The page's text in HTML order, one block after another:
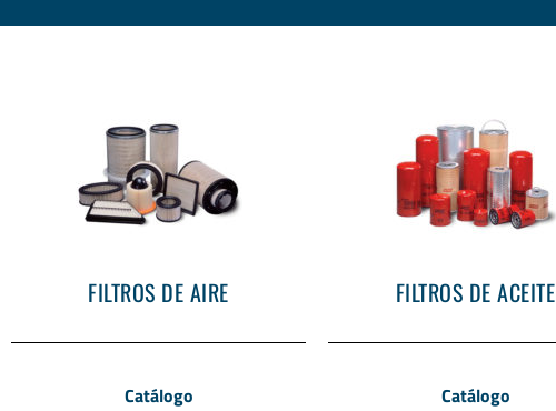
FILTROS DE AIRE
Catálogo
FILTROS DE ACEITE
Catálogo